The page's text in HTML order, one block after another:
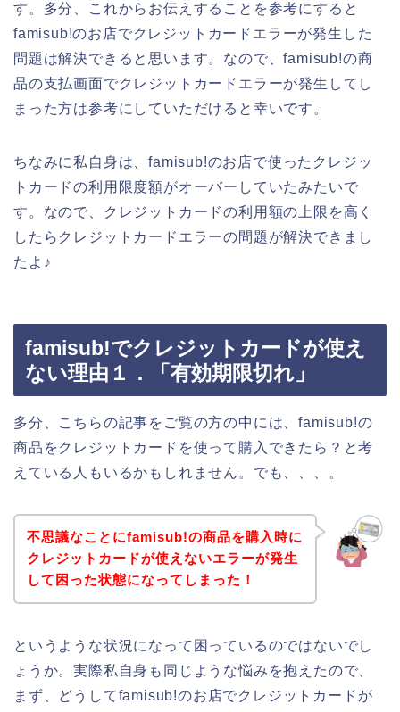
す。多分、これからお伝えすることを参考にすると
famisub!のお店でクレジットカードエラーが発生した
問題は解決できると思います。なので、famisub!の商
品の支払画面でクレジットカードエラーが発生してし
まった方は参考にしていただけると幸いです。
ちなみに私自身は、famisub!のお店で使ったクレジッ
トカードの利用限度額がオーバーしていたみたいで
す。なので、クレジットカードの利用額の上限を高く
したらクレジットカードエラーの問題が解決できまし
たよ♪
famisub!でクレジットカードが使え
ない理由１．「有効期限切れ」
多分、こちらの記事をご覧の方の中には、famisub!の
商品をクレジットカードを使って購入できたら？と考
えている人もいるかもしれません。でも、、、。
不思議なことにfamisub!の商品を購入時に
クレジットカードが使えないエラーが発生
して困った状態になってしまった！
というような状況になって困っているのではないでし
ょうか。実際私自身も同じような悩みを抱えたので、
まず、どうしてfamisub!のお店でクレジットカードが